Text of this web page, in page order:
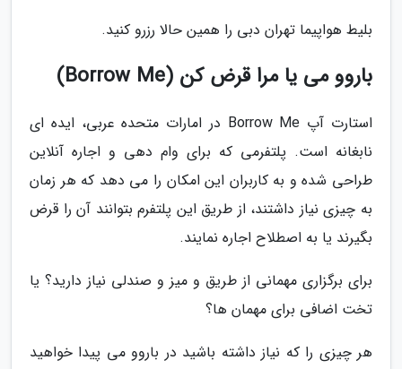
بلیط هواپیما تهران دبی را همین حالا رزرو کنید.
باروو می یا مرا قرض کن (Borrow Me)
استارت آپ Borrow Me در امارات متحده عربی، ایده ای
نابغانه است. پلتفرمی که برای وام دهی و اجاره آنلاین
طراحی شده و به کاربران این امکان را می دهد که هر زمان
به چیزی نیاز داشتند، از طریق این پلتفرم بتوانند آن را قرض
بگیرند یا به اصطلاح اجاره نمایند.
برای برگزاری مهمانی از طریق و میز و صندلی نیاز دارید؟ یا
تخت اضافی برای مهمان ها؟
هر چیزی را که نیاز داشته باشید در باروو می پیدا خواهید